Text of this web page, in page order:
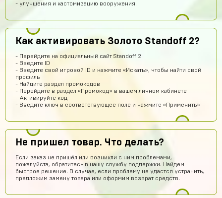
- улучшения и кастомизацию вооружения.
Как активировать Золото Standoff 2?
- Перейдите на официальный сайт Standoff 2
- Введите ID
- Введите свой игровой ID и нажмите «Искать», чтобы найти свой
профиль
- Найдите раздел промокодов
- Перейдите в раздел «Промокод» в вашем личном кабинете
- Активируйте код
- Введите ключ в соответствующее поле и нажмите «Применить»
Не пришел товар. Что делать?
Если заказ не пришёл или возникли с ним проблемами,
пожалуйста, обратитесь в нашу службу поддержки. Найдем
быстрое решение. В случае, если проблему не удастся устранить,
предложим замену товара или оформим возврат средств.
Ку всем
Тамерлан Хамраев 13 часов назад
да покупайй
Егор Воробьев
Как ввести купленный аккаунт stand-off 2
Игорь Волков 11 часов назад
Артем Парков 9 часов назад
ПРИВЕТ
Рома Кузнецов
тут точно не кидают я проверил